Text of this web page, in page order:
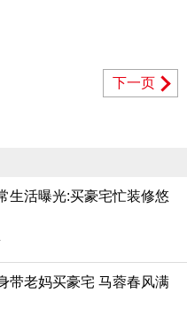
下一页
生活曝光:买豪宅忙装修悠
带老妈买豪宅 马蓉春风满